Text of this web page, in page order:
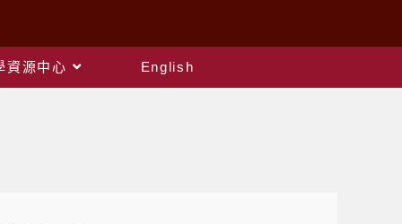
資源中心 English